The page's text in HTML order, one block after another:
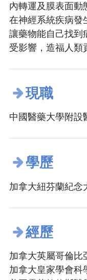
內轉運及膜表面動
在神經系統疾病發
讓藥物能自己找到
受影響，造福人類
現職
中國醫藥大學附設
學歷
加拿大紐芬蘭紀念
經歷
加拿大英屬哥倫比
加拿大皇家學會科